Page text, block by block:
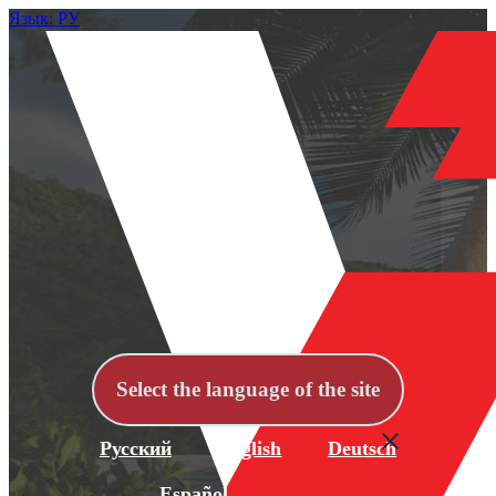
Язык: РУ
Select the language of the site
Русский English Deutsch